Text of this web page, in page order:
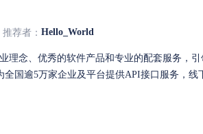
推荐者： Hello_World
理念、优秀的软件产品和专业的配套服务，
国逾5万家企业及平台提供API接口服务，线